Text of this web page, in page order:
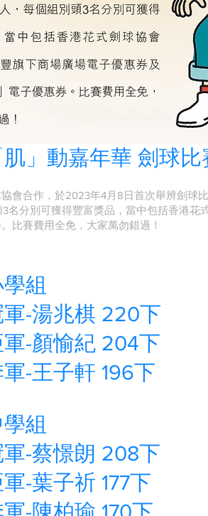
肌」動嘉年華 劍球
會合作，於2023年4月8日首次舉辨劍球
名分別可獲得豐富獎品，當中包括香港花
比賽費用全免，大家萬勿錯過！
組
軍-湯兆棋 220下
軍-顏愉紀 204下
-王子軒 196下
組
軍-蔡憬朗 208下
-葉子祈 177下